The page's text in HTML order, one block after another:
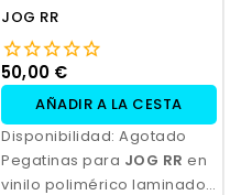
JOG RR
50,00 €
AÑADIR A LA CESTA
Disponibilidad: Agotado
Pegatinas para JOG RR en
vinilo polimérico laminado,